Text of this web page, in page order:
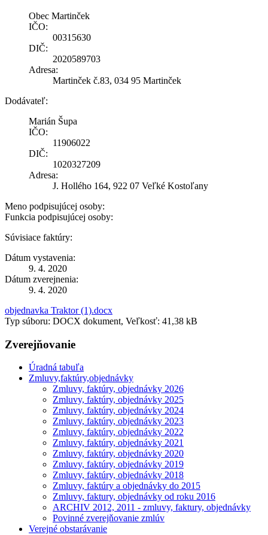
Obec Martinček
IČO:
00315630
DIČ:
2020589703
Adresa:
Martinček č.83, 034 95 Martinček
Dodávateľ:
Marián Šupa
IČO:
11906022
DIČ:
1020327209
Adresa:
J. Hollého 164, 922 07 Veľké Kostoľany
Meno podpisujúcej osoby:
Funkcia podpisujúcej osoby:
Súvisiace faktúry:
Dátum vystavenia:
9. 4. 2020
Dátum zverejnenia:
9. 4. 2020
objednavka Traktor (1).docx
Typ súboru: DOCX dokument, Veľkosť: 41,38 kB
Zverejňovanie
Úradná tabuľa
Zmluvy,faktúry,objednávky
Zmluvy, faktúry, objednávky 2026
Zmluvy, faktúry, objednávky 2025
Zmluvy, faktúry, objednávky 2024
Zmluvy, faktúry, objednávky 2023
Zmluvy, faktúry, objednávky 2022
Zmluvy, faktúry, objednávky 2021
Zmluvy, faktúry, objednávky 2020
Zmluvy, faktúry, objednávky 2019
Zmluvy, faktúry, objednávky 2018
Zmluvy, faktúry a objednávky do 2015
Zmluvy, faktury, objednávky od roku 2016
ARCHIV 2012, 2011 - zmluvy, faktury, objednávky
Povinné zverejňovanie zmlúv
Verejné obstarávanie